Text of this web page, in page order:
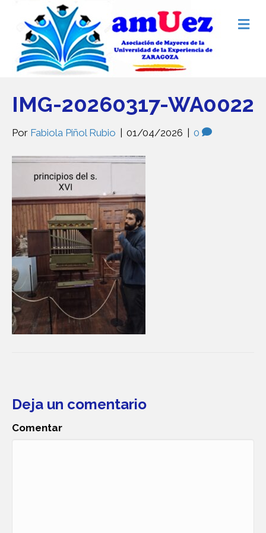
M
e
IMG-20260317-WA0022
Por Fabiola Piñol Rubio 01/04/2026 0
Deja un comentario
Comentar